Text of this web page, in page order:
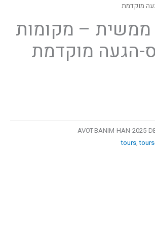
מוקדמת
ממשית – מקומות
הגעה מוקדמת
tours,